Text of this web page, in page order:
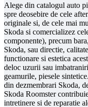
Alege din catalogul auto
spre deosebire de cele
originale si, de cele mai
Skoda si comercializez
componente), precum
Skoda, sau directie,
functionare si estetica
deloc uzurii sau
geamurile, piesele
din dezmembrari Skoda,
Skoda Roomster
intretinere si de reparatie